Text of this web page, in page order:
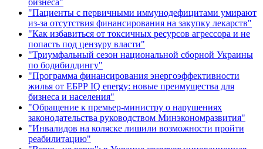
"Пациенты с первичными иммунодефицитами умирают
из-за отсутствия финансирования на закупку лекарств"
"Как избавиться от токсичных ресурсов агрессора и не
попасть под цензуру власти"
"Триумфальный сезон национальной сборной Украины
по бодибилдингу"
"Программа финансирования энергоэффективности
жилья от ЕБРР IQ energy: новые преимущества для
бизнеса и населения"
"Обращение к премьер-министру о нарушениях
законодательства руководством Минэкономразвития"
"Инвалидов на коляске лишили возможности пройти
реабилитацию"